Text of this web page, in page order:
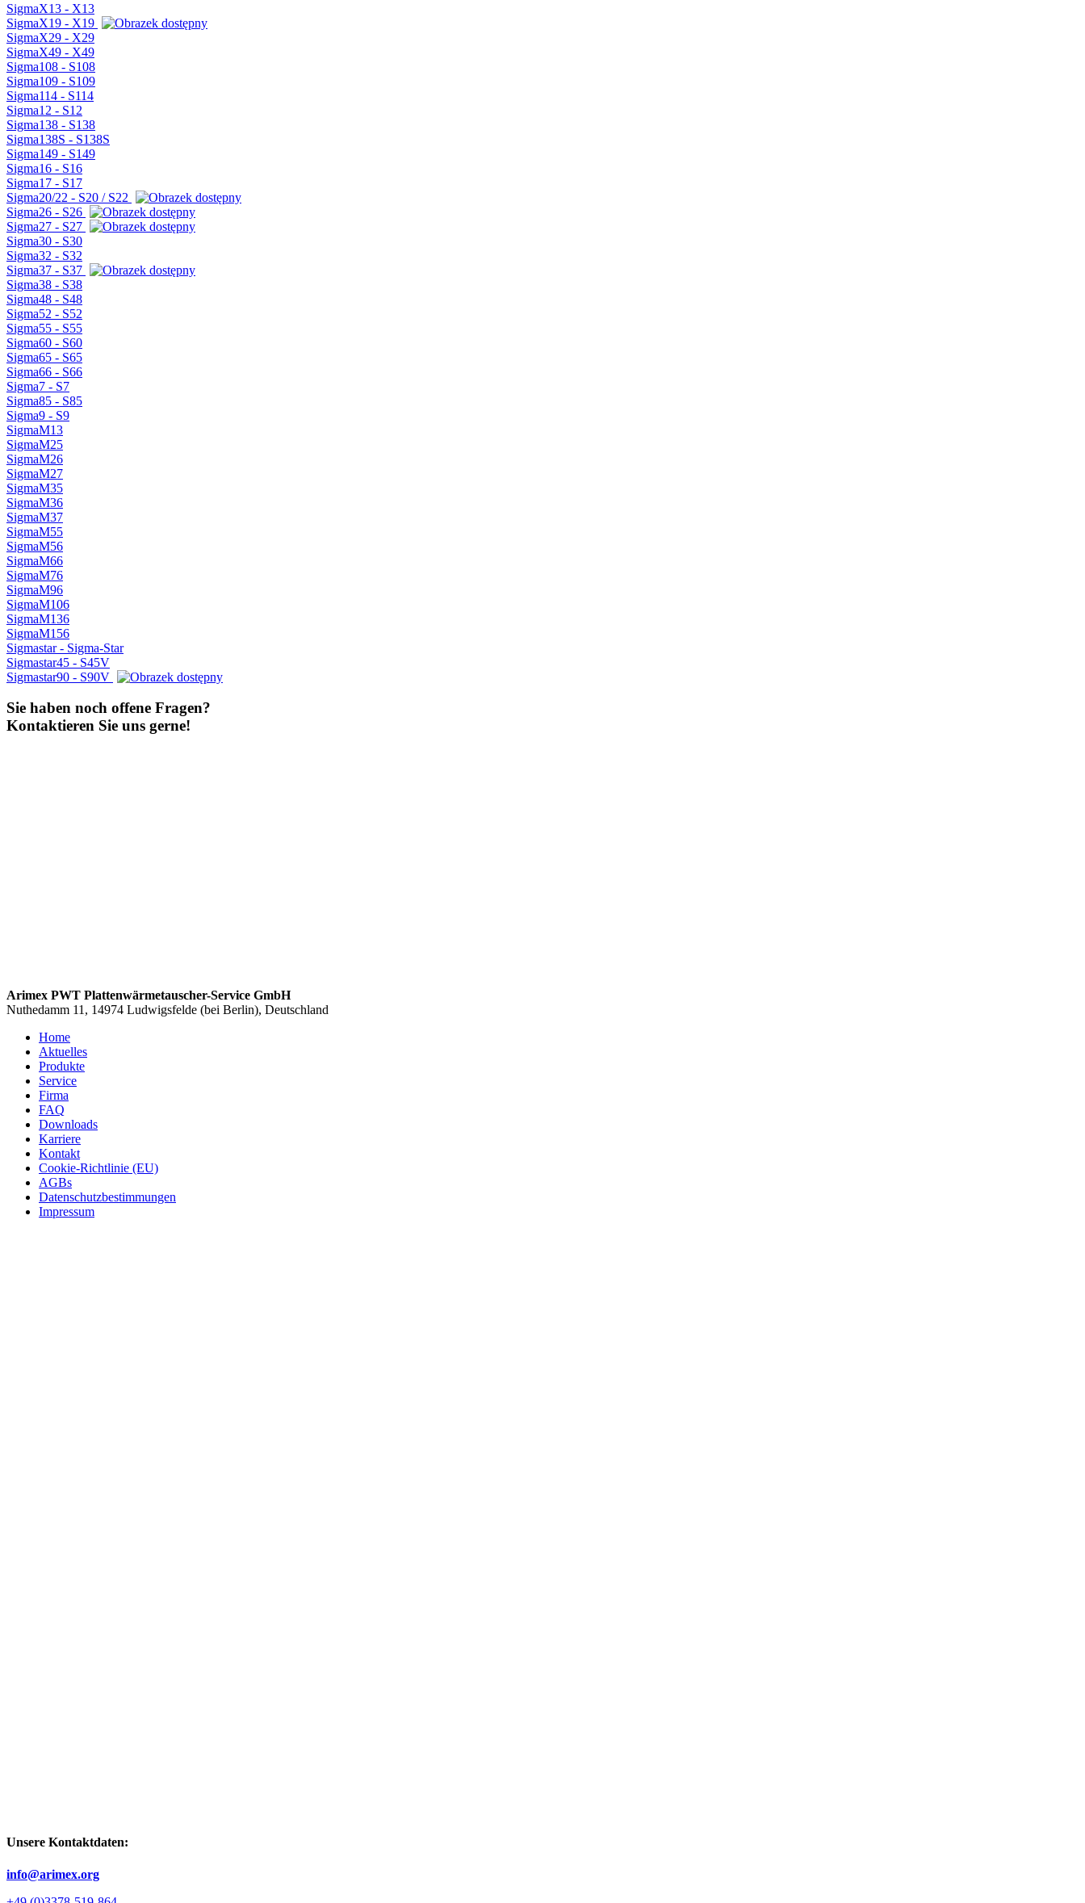
SigmaX13 - X13
SigmaX19 - X19
SigmaX29 - X29
SigmaX49 - X49
Sigma108 - S108
Sigma109 - S109
Sigma114 - S114
Sigma12 - S12
Sigma138 - S138
Sigma138S - S138S
Sigma149 - S149
Sigma16 - S16
Sigma17 - S17
Sigma20/22 - S20 / S22
Sigma26 - S26
Sigma27 - S27
Sigma30 - S30
Sigma32 - S32
Sigma37 - S37
Sigma38 - S38
Sigma48 - S48
Sigma52 - S52
Sigma55 - S55
Sigma60 - S60
Sigma65 - S65
Sigma66 - S66
Sigma7 - S7
Sigma85 - S85
Sigma9 - S9
SigmaM13
SigmaM25
SigmaM26
SigmaM27
SigmaM35
SigmaM36
SigmaM37
SigmaM55
SigmaM56
SigmaM66
SigmaM76
SigmaM96
SigmaM106
SigmaM136
SigmaM156
Sigmastar - Sigma-Star
Sigmastar45 - S45V
Sigmastar90 - S90V
Sie haben noch offene Fragen?
Kontaktieren Sie uns gerne!
Arimex PWT Plattenwärmetauscher-Service GmbH
Nuthedamm 11, 14974 Ludwigsfelde (bei Berlin), Deutschland
Home
Aktuelles
Produkte
Service
Firma
FAQ
Downloads
Karriere
Kontakt
Cookie-Richtlinie (EU)
AGBs
Datenschutzbestimmungen
Impressum
Unsere Kontaktdaten:
info@arimex.org